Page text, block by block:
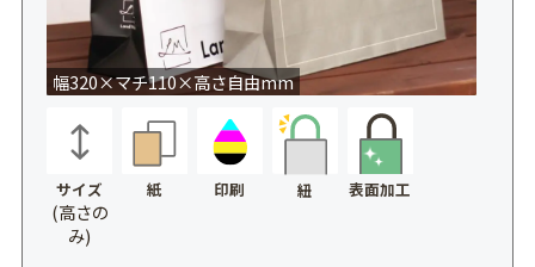
幅320×マチ110×高さ自由mm
サイズ
(高さの
み)
紙 印刷 紐 表面加工